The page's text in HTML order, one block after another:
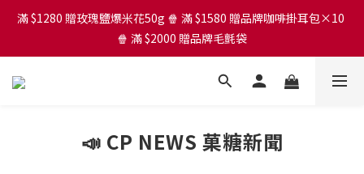
滿 $1280 贈玫瑰鹽爆米花50g 🍿 滿 $1580 贈品牌咖啡掛耳包×10
🍿 滿 $2000 贈品牌毛氈袋
滿 $1280 贈玫瑰鹽爆米花50g 🍿 滿 $1580 贈品牌咖啡掛耳包×10
🍿 滿 $2000 贈品牌毛氈袋
芒果爆米花買大送小
滿 $1280 贈玫瑰鹽爆米花50g 🍿 滿 $1580 贈品牌咖啡掛耳包×10
🍿 滿 $2000 贈品牌毛氈袋
📣 CP NEWS 菓糖新聞